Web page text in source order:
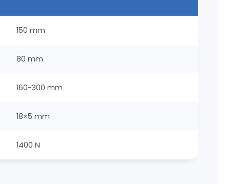
150 mm
80 mm
160-300 mm
18×5 mm
1400 N